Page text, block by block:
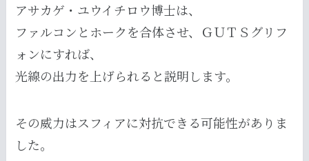
アサカゲ・ユウイチロウ博士は、
ファルコンとホークを合体させ、ＧＵＴＳグリフ
ォンにすれば、
光線の出力を上げられると説明します。
その威力はスフィアに対抗できる可能性がありま
した。